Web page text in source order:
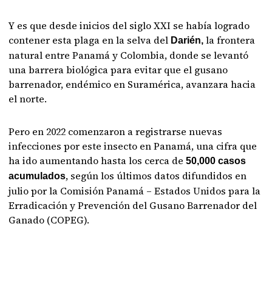
Y es que desde inicios del siglo XXI se había logrado
contener esta plaga en la selva del Darién, la frontera
natural entre Panamá y Colombia, donde se levantó
una barrera biológica para evitar que el gusano
barrenador, endémico en Suramérica, avanzara hacia
el norte.
Pero en 2022 comenzaron a registrarse nuevas
infecciones por este insecto en Panamá, una cifra que
ha ido aumentando hasta los cerca de 50,000 casos
acumulados, según los últimos datos difundidos en
julio por la Comisión Panamá – Estados Unidos para la
Erradicación y Prevención del Gusano Barrenador del
Ganado (COPEG).